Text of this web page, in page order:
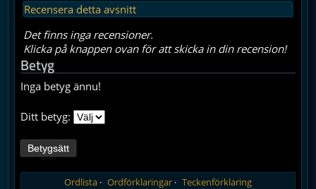
Recensera detta avsnitt
Det finns inga recensioner.
Klicka på knappen ovan för att skicka in din recension!
Betyg
Inga betyg ännu!
Ditt betyg:
Ordlista Ordförklaringar Teckenförklaring